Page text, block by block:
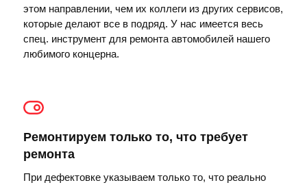
этом направлении, чем их коллеги из других сервисов,
которые делают все в подряд. У нас имеется весь
спец. инструмент для ремонта автомобилей нашего
любимого концерна.
Ремонтируем только то, что требует
ремонта
При дефектовке указываем только то, что реально